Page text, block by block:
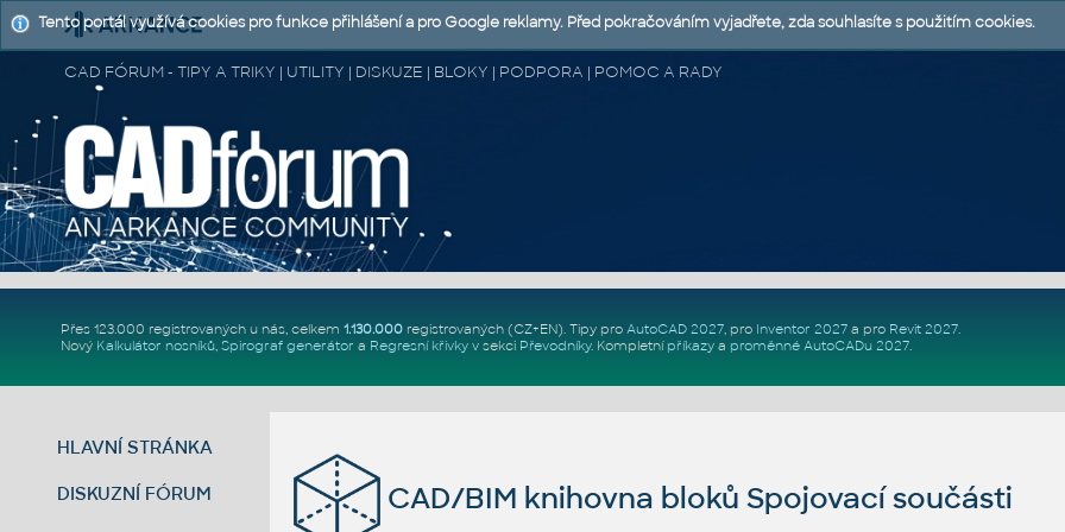
CAD FÓRUM - TIPY A TRIKY | UTILITY | DISKUZE | BLOKY | PODPORA | POMOC A RADY
Přes 123.000 registrovaných u nás, celkem 1.130.000registrovaných (CZ+EN). Tipy pro AutoCAD 2027, pro Inventor 2027a pro Revit 2027.
Nový Kalkulátor nosníků, Spirograf generátor a Regresní křivkyv sekci Převodníky. Kompletní příkazya proměnné AutoCADu 2027.
HLAVNÍ STRÁNKA
DISKUZNÍ FÓRUM CAD/BIM knihovna bloků Spojovací součásti
Tento portál využívá cookies pro funkce přihlášení a pro Google reklamy. Před pokračováním vyjadřete, zda souhlasíte s použitím cookies.